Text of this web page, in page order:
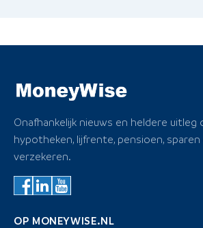
Onafhankelijk nieuws en heldere uitleg
hypotheken, lijfrente, pensioen, sparen
verzekeren.
OP MONEYWISE.NL